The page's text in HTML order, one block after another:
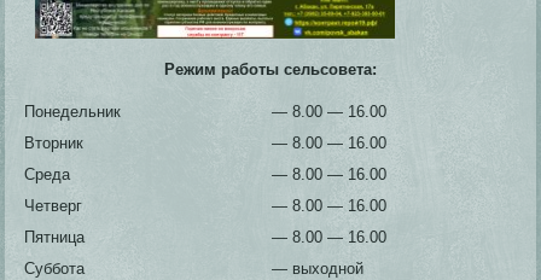
Режим работы сельсовета:
Понедельник
— 8.00 — 16.00
Вторник
— 8.00 — 16.00
Среда
— 8.00 — 16.00
Четверг
— 8.00 — 16.00
Пятница
— 8.00 — 16.00
Суббота
— выходной